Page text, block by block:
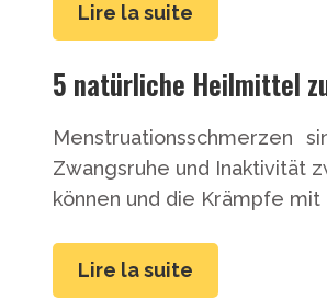
Lire la suite
5 natürliche Heilmittel
Menstruationsschmerzen
Zwangsruhe und Inaktivität
können und die Krämpfe mit
Lire la suite